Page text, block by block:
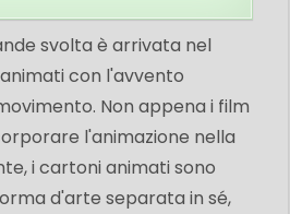
svolta è arrivata nel
con l'avvento
Non appena i film
l'animazione nella
i cartoni animati sono
d'arte separata in sé,